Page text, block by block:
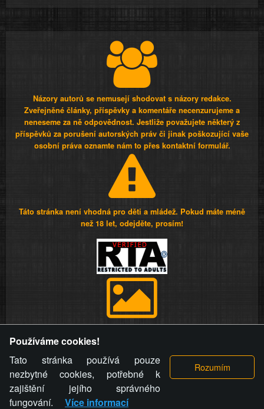
Názory autorů se nemusejí shodovat s názory redakce.
Zveřejněné články, příspěvky a komentáře necenzurujeme a
neneseme za ně odpovědnost. Jestliže považujete některý z
příspěvků za porušení autorských práv či jinak poškozující vaše
osobní práva oznamte nám to přes kontaktní formulář.
Táto stránka není vhodná pro děti a mládež. Pokud máte méně
než 18 let, odejděte, prosím!
videa a komentáře. Osoba, které se toto opatření provozovatele
stránky týče, ani osoba, která umístila fotografii nebo video na
stránku, nemůže z důvodu odstranění fotografie, videa nebo
komentáře pro výše uvedenou okolnost uplatnit vůči
provozovateli stránky žádný nárok na náhradu škody nebo
nemajetkové újmy.
Používáme cookies!
Tato stránka používá pouze
nezbytné cookies, potřebné k
zajištění jejího správného
fungování.
Více informací